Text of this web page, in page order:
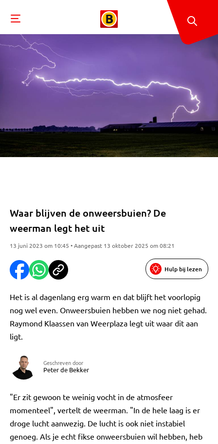
Waar blijven de onweersbuien? De
weerman legt het uit
13 juni 2023 om 10:45 • Aangepast 13 oktober 2025 om 08:21
Hulp bij lezen
Het is al dagenlang erg warm en dat blijft het voorlopig
nog wel even. Onweersbuien hebben we nog niet gehad.
Raymond Klaassen van Weerplaza legt uit waar dit aan
ligt.
Geschreven door
Peter de Bekker
"Er zit gewoon te weinig vocht in de atmosfeer
momenteel", vertelt de weerman. "In de hele laag is er
droge lucht aanwezig. De lucht is ook niet instabiel
genoeg. Als je echt fikse onweersbuien wil hebben, heb